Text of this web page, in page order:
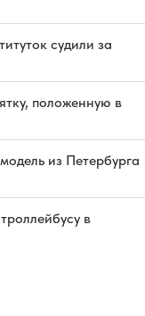
судили за
положенную в
из Петербурга
в